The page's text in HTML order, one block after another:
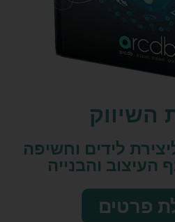
השיווק​
לידים וחשיפה
העיצוב והבנייה
פרטים